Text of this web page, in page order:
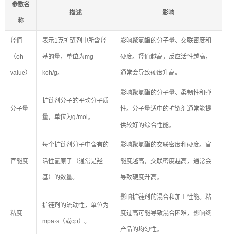
参数名
称
描述 影响
羟值
（oh
value）
表示1克扩链剂中所含羟
基的量，单位为mg
koh/g。
影响聚氨酯的分子量、交联密度和
硬度。羟值越高，反应活性越高，
通常会导致硬度升高。
分子量
扩链剂分子的平均分子质
量，单位为g/mol。
影响聚氨酯的分子量、柔韧性和弹
性。分子量适中的扩链剂通常能提
供较好的综合性能。
官能度
每个扩链剂分子中含有的
活性氢原子（通常是羟
基）的数量。
影响聚氨酯的交联密度和硬度。官
能度越高，交联密度越高，通常会
导致硬度升高。
粘度
扩链剂的流动性，单位为
mpa·s（或cp）。
影响扩链剂的混合和加工性能。粘
度过高可能导致混合困难，影响终
产品的均匀性。